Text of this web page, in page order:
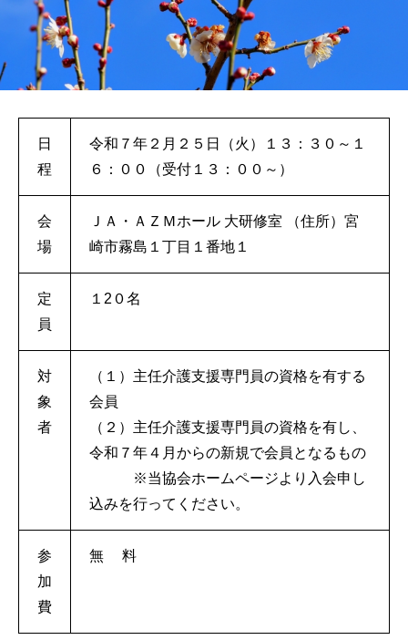
日
程
令和７年２月２５日（火）１３：３０～１
６：００（受付１３：００～）
会
場
ＪＡ・ＡＺＭホール 大研修室 （住所）宮
崎市霧島１丁目１番地１
定
員
１2０名
対
象
者
（１）主任介護支援専門員の資格を有する
会員
（２）主任介護支援専門員の資格を有し、
令和７年４月からの新規で会員となるもの
※当協会ホームページより入会申し
込みを行ってください。
参
加
費
無 料